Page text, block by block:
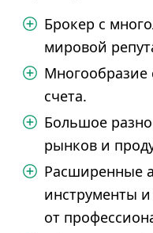
Брокер с
мировой
Многообразие
счета.
Большое
рынков и
Расширенные
инструменты
от